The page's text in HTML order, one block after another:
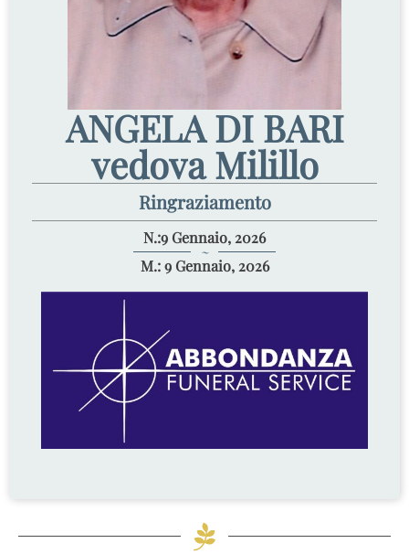
ANGELA DI BARI
vedova Milillo
Ringraziamento
N.:9 Gennaio, 2026
~
M.: 9 Gennaio, 2026